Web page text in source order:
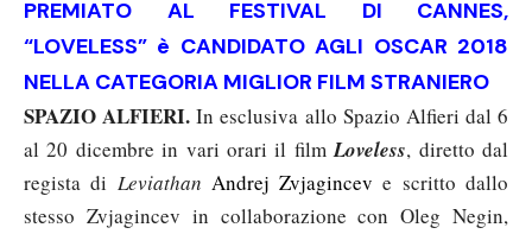
PREMIATO AL FESTIVAL DI CANNES,
“LOVELESS” è CANDIDATO AGLI OSCAR 2018
NELLA CATEGORIA MIGLIOR FILM STRANIERO
SPAZIO ALFIERI. In esclusiva allo Spazio Alfieri dal 6
al 20 dicembre in vari orari il filmLoveless, diretto dal
regista di Leviathan Andrej Zvjaginceve scritto dallo
stesso Zvjagincev in collaborazione con Oleg Negin,